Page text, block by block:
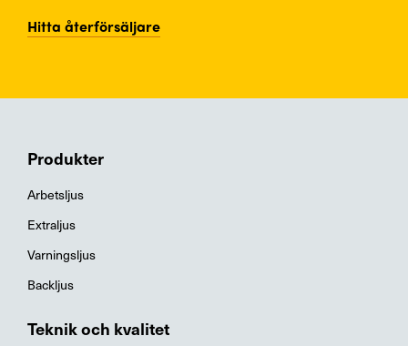
Produkter
Arbetsljus
Extraljus
Varningsljus
Backljus
Teknik och kvalitet
Hitta återförsäljare